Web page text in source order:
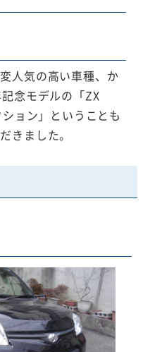
人気の高い車種、か
念モデルの「ZX
ョン」ということも
きました。